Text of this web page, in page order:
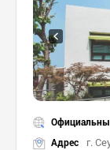
Адрес г.